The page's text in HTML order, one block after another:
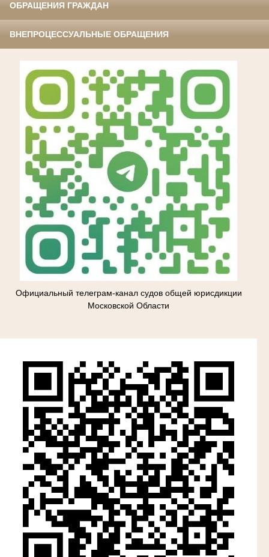
ОБРАЩЕНИЯ ГРАЖДАН
ВНЕПРОЦЕССУАЛЬНЫЕ ОБРАЩЕНИЯ
Официальный телеграм-канал судов общей юрисдикции
Московской Области